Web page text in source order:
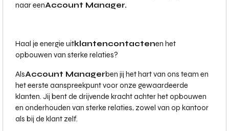
naar eenAccount Manager.
Haal je energie uitklantencontactenen het
opbouwen van sterke relaties?
AlsAccount Managerben jij het hart van ons team en
het eerste aanspreekpunt voor onze gewaardeerde
klanten. Jij bent de drijvende kracht achter het opbouwen
en onderhouden van sterke relaties, zowel van op kantoor
als bij de klant zelf.